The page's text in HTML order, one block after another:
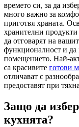
времето си, за да
много важно за
приготвя храната.
хранителни
да отговарят на
функционалност и да
помещението. Най-
са красивите готови
отличават с
предоставят при
Защо да
кухнята?